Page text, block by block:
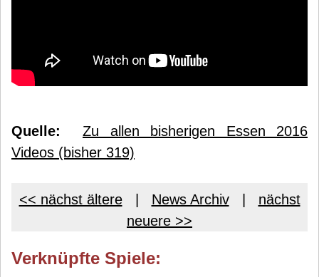
Quelle:
Zu allen bisherigen Essen 2016
Videos (bisher 319)
<< nächst ältere| News Archiv| nächst
neuere >>
Verknüpfte Spiele: